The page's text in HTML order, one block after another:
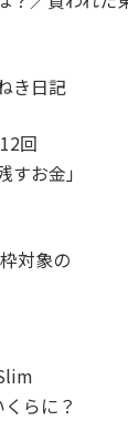
き日記
回
お金」
対象の
らに？